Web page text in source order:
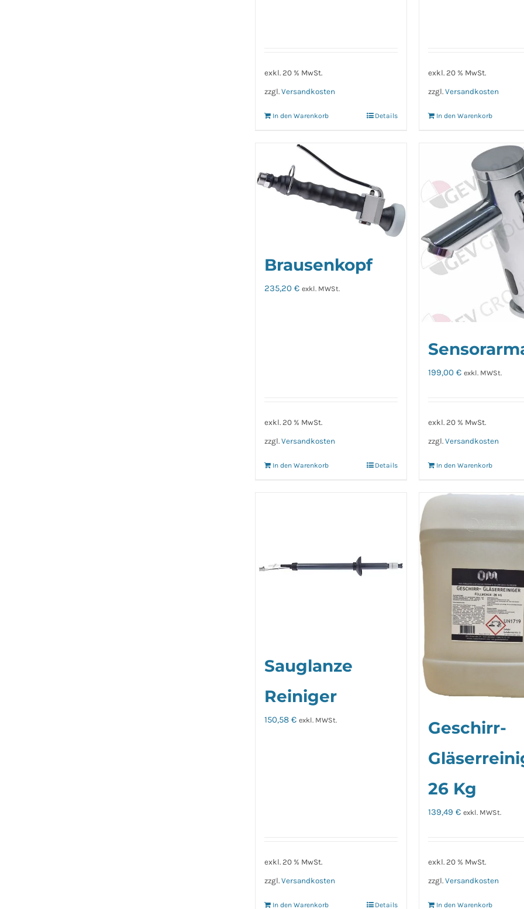
exkl. 20 % MwSt.
zzgl.Versandkosten
In den Warenkorb Details
exkl. 20 % MwSt.
zzgl.Versandkosten
In den Warenkorb
Brausenkopf
235,20€ exkl. MWSt.
exkl. 20 % MwSt.
zzgl.Versandkosten
In den Warenkorb Details
199,00€ exkl. MWSt.
exkl. 20 % MwSt.
zzgl.Versandkosten
In den Warenkorb
Sauglanze
Reiniger
150,58€ exkl. MWSt.
exkl. 20 % MwSt.
zzgl.Versandkosten
In den Warenkorb Details
Geschirr-
26 Kg
139,49€ exkl. MWSt.
exkl. 20 % MwSt.
zzgl.Versandkosten
In den Warenkorb